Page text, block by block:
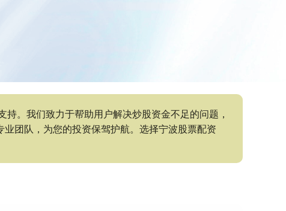
。我们致力于帮助用户解决炒股资金不足的问题，
团队，为您的投资保驾护航。选择宁波股票配资